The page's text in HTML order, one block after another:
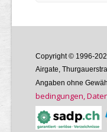
Copyright © 1996-
Airgate,
Angaben ohne
bedin­gungen,